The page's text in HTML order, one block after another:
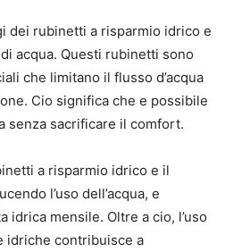
dei rubinetti a risparmio idrico e
acqua. Questi rubinetti sono
che limitano il flusso d’acqua
Cio significa che e possibile
senza sacrificare il comfort.
a risparmio idrico e il
l’uso dell’acqua, e
idrica mensile. Oltre a cio, l’uso
idriche contribuisce a